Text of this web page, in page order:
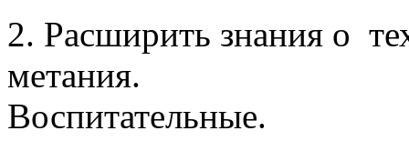
2. Расширить знания о
метания.
Воспитательные.